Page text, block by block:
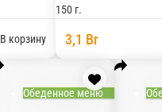
В корзину
150 г.
3,1 Br
Обеденное меню